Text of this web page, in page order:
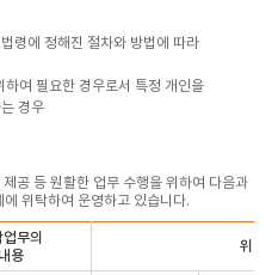
령에 정해진 절차와 방법에 따라
여 필요한 경우로서 특정 개인을
경우
공 등 원활한 업무 수행을 위하여 다음과
위탁하여 운영하고 있습니다.
무의
내용
위탁